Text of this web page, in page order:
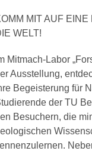
MIT AUF
WELT!
Mitmach-Labor
Ausstellung,
Begeisterung für
der TU
Besuchern, die